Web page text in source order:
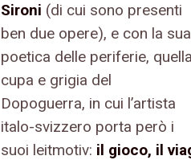
Sironi (di cui sono presenti
ben due opere), e con la sua
poetica delle periferie, quella
cupa e grigia del
Dopoguerra, in cui l’artista
italo-svizzero porta però i
suoi leitmotiv: il gioco, il